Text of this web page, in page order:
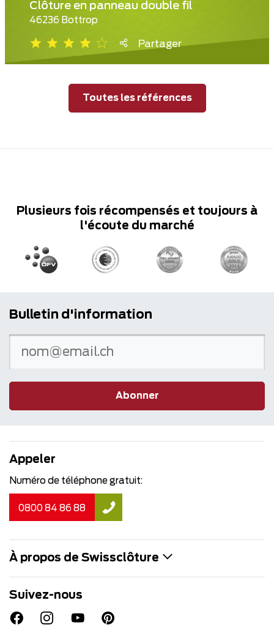
Clôture en panneau double fil
46236 Bottrop
Partager
Toutes les références
Plusieurs fois récompensés et toujours à
l'écoute du marché
Bulletin d'information
Abonner
Appeler
Numéro de téléphone gratuit:
0800 84 86 88
À propos de Swissclôture
Suivez-nous